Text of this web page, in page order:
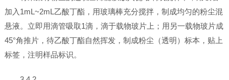
加入1mL~2mL乙酸丁酯，用玻璃棒充分搅拌，制成均匀的粉尘混
悬液。立即用滴管吸取1滴，滴于载物玻片上；用另一载物玻片成
45°角推片，待乙酸丁酯自然挥发，制成粉尘（透明）标本，贴上
标签，注明样品标识。